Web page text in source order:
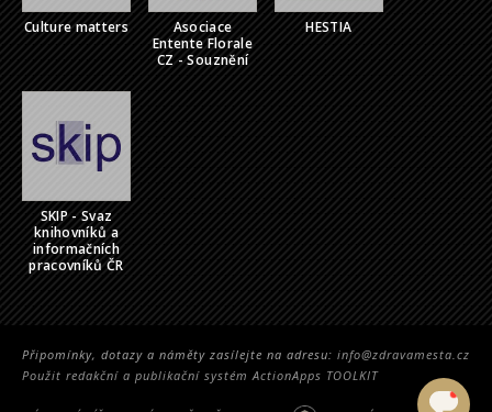
Culture matters
Asociace
Entente Florale
CZ - Souznění
HESTIA
SKIP - Svaz
knihovníků a
informačních
pracovníků ČR
Připomínky, dotazy a náměty zasílejte na adresu: info@zdravamesta.cz
Použit redakční a publikační systém ActionApps TOOLKIT